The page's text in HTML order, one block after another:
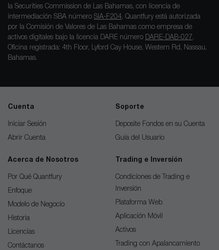
la Securities Commission de Las Bahamas, con licencia de
intermediación SBA número SIA-F204. Quantfury está autorizada
por la Comisión de Valores de Las Bahamas como empresa de
activos digitales bajo la licencia DARE número DARE-DAB-027 .
Oficina registrada: 4th Floor, Lyford Cay House, Western Rd, Nassau,
Bahamas.
Cuenta
Iniciar Sesión
Abrir Cuenta
Soporte
Deposite Fondos en su Cuenta
Guía del Usuario
Acerca de Nosotros
Por Qué Quantfury
Enfoque
Modelo de Negocio
Historia
Licencias
Contáctanos
Trading e Inversión
Condiciones de Trading e
Inversión
Plataforma Web
Aplicación Móvil
Activos
Trading con Apalancamiento